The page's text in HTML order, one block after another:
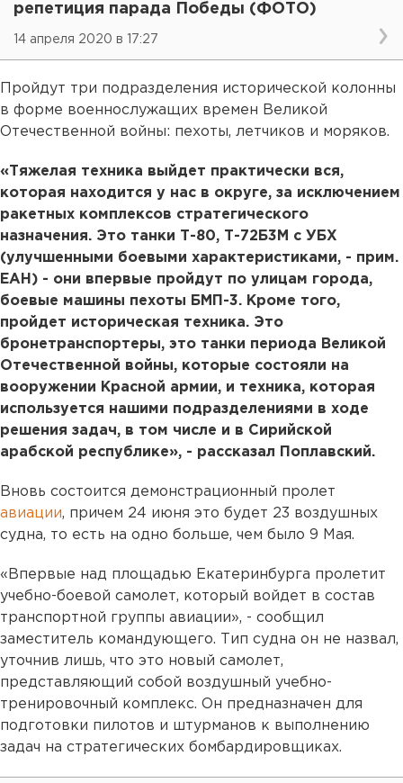
репетиция парада Победы (ФОТО)
14 апреля 2020 в 17:27
Пройдут три подразделения исторической колонны
в форме военнослужащих времен Великой
Отечественной войны: пехоты, летчиков и моряков.
«Тяжелая техника выйдет практически вся,
которая находится у нас в округе, за исключением
ракетных комплексов стратегического
назначения. Это танки Т-80, Т-72Б3М с УБХ
(улучшенными боевыми характеристиками, - прим.
ЕАН) - они впервые пройдут по улицам города,
боевые машины пехоты БМП-3. Кроме того,
пройдет историческая техника. Это
бронетранспортеры, это танки периода Великой
Отечественной войны, которые состояли на
вооружении Красной армии, и техника, которая
используется нашими подразделениями в ходе
решения задач, в том числе и в Сирийской
арабской республике», - рассказал Поплавский.
Вновь состоится демонстрационный пролет
авиации, причем 24 июня это будет 23 воздушных
судна, то есть на одно больше, чем было 9 Мая.
«Впервые над площадью Екатеринбурга пролетит
учебно-боевой самолет, который войдет в состав
транспортной группы авиации», - сообщил
заместитель командующего. Тип судна он не назвал,
уточнив лишь, что это новый самолет,
представляющий собой воздушный учебно-
тренировочный комплекс. Он предназначен для
подготовки пилотов и штурманов к выполнению
задач на стратегических бомбардировщиках.